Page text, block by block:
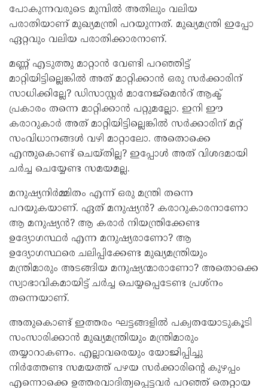
പോകുന്നവരുടെ മുമ്പിൽ അതിലും വലിയ
പരാതിയാണ് മുഖ്യമന്ത്രി പറയുന്നത്. മുഖ്യമന്ത്രി ഇപ്പോ
ഏറ്റവും വലിയ പരാതിക്കാരനാണ്.
മണ്ണ് എടുത്തു മാറ്റാൻ വേണ്ടി പറഞ്ഞിട്ട്
മാറ്റിയിട്ടില്ലെങ്കിൽ അത് മാറ്റിക്കാൻ ഒരു സർക്കാരിന്
സാധിക്കില്ലേ? ഡിസാസ്റ്റർ മാനേജ്മെൻറ് ആക്ട്
പ്രകാരം തന്നെ മാറ്റിക്കാൻ പറ്റുമല്ലോ. ഇനി ഈ
കരാറുകാർ അത് മാറ്റിയിട്ടില്ലെങ്കിൽ സർക്കാരിന് മറ്റ്
സംവിധാനങ്ങൾ വഴി മാറ്റാലോ. അതൊക്കെ
എന്തുകൊണ്ട് ചെയ്തില്ല? ഇപ്പോൾ അത് വിശദമായി
ചർച്ച ചെയ്യേണ്ട സമയമല്ല.
മനുഷ്യനിർമ്മിതം എന്ന് ഒരു മന്ത്രി തന്നെ
പറയുകയാണ്. ഏത് മനുഷ്യൻ? കരാറുകാരനാണോ
ആ മനുഷ്യൻ? ആ കരാർ നിയന്ത്രിക്കേണ്ട
ഉദ്യോഗസ്ഥർ എന്ന മനുഷ്യരാണോ? ആ
ഉദ്യോഗസ്ഥരെ ചലിപ്പിക്കേണ്ട മുഖ്യമന്ത്രിയും
മന്ത്രിമാരും അടങ്ങിയ മനുഷ്യന്മാരാണോ? അതൊക്കെ
സ്വാഭാവികമായിട്ട് ചർച്ച ചെയ്യപ്പെടേണ്ട പ്രശ്നം
തന്നെയാണ്.
അതുകൊണ്ട് ഇത്തരം ഘട്ടങ്ങളിൽ പക്വതയോടുകൂടി
സംസാരിക്കാൻ മുഖ്യമന്ത്രിയും മന്ത്രിമാരും
തയ്യാറാകണം. എല്ലാവരെയും യോജിപ്പിച്ചു
നിർത്തേണ്ട സമയത്ത് പഴയ സർക്കാരിന്റെ കുഴപ്പം
എന്നൊക്കെ ഉത്തരവാദിത്വപ്പെട്ടവർ പറഞ്ഞ് തെറ്റായ